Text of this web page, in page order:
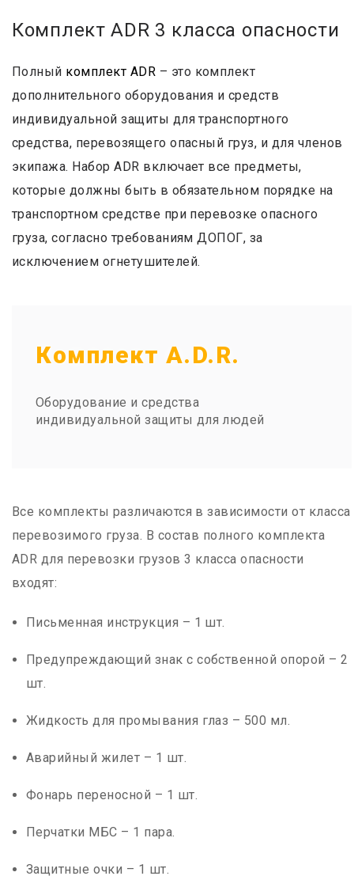
Комплект ADR 3 класса опасности
Полный комплект ADR – это комплект
дополнительного оборудования и средств
индивидуальной защиты для транспортного
средства, перевозящего опасный груз, и для членов
экипажа. Набор ADR включает все предметы,
которые должны быть в обязательном порядке на
транспортном средстве при перевозке опасного
груза, согласно требованиям ДОПОГ, за
исключением огнетушителей.
Комплект A.D.R.
Оборудование и средства
индивидуальной защиты для людей
Все комплекты различаются в зависимости от класса
перевозимого груза. В состав полного комплекта
ADR для перевозки грузов 3 класса опасности
входят:
Письменная инструкция – 1 шт.
Предупреждающий знак с собственной опорой – 2
шт.
Жидкость для промывания глаз – 500 мл.
Аварийный жилет – 1 шт.
Фонарь переносной – 1 шт.
Перчатки МБС – 1 пара.
Защитные очки – 1 шт.